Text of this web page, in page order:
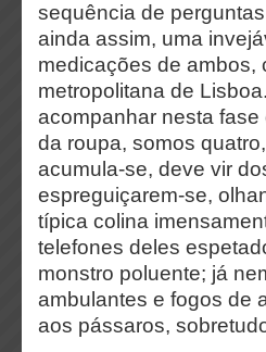
sequência de
ainda assim, uma
medicações de ambos,
metropolitana de
acompanhar nesta
da roupa, somos
acumula-se, deve vir
espreguiçarem-se,
típica colina
telefones deles
monstro poluente; já
ambulantes e fogos de
aos pássaros,